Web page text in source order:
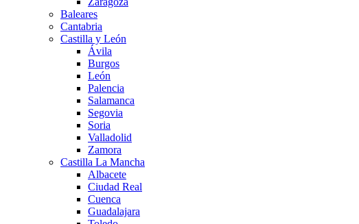
Baleares
Cantabria
Castilla y León
Ávila
Burgos
León
Palencia
Salamanca
Segovia
Soria
Valladolid
Zamora
Castilla La Mancha
Albacete
Ciudad Real
Cuenca
Guadalajara